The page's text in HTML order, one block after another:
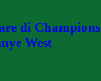
di Champions
West